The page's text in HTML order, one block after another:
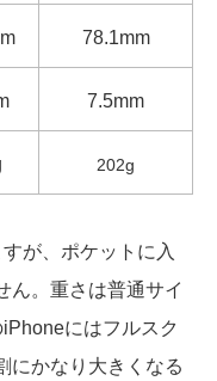
78.1mm
7.5mm
202g
が、ポケットに入
ん。重さは普通サイ
にはフルスク
にかなり大きくなる